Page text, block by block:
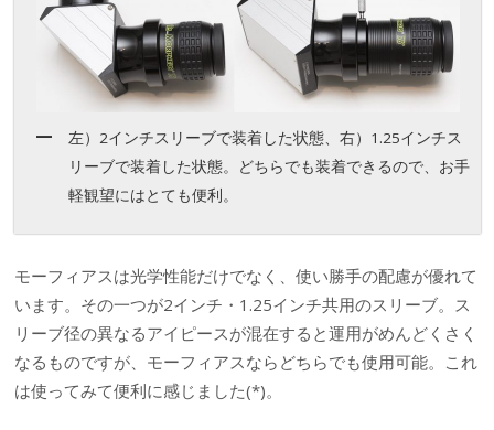
左）2インチスリーブで装着した状態、右）1.25インチス
リーブで装着した状態。どちらでも装着できるので、お手
軽観望にはとても便利。
モーフィアスは光学性能だけでなく、使い勝手の配慮が優れて
います。その一つが2インチ・1.25インチ共用のスリーブ。ス
リーブ径の異なるアイピースが混在すると運用がめんどくさく
なるものですが、モーフィアスならどちらでも使用可能。これ
は使ってみて便利に感じました(*)。